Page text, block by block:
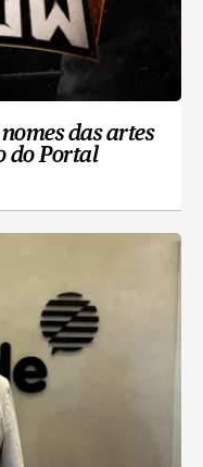
das artes
do Portal